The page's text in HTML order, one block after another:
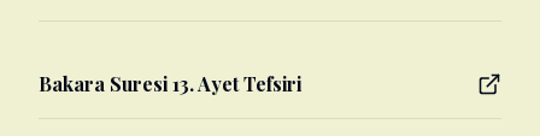
Bakara Suresi 13. Ayet Tefsiri